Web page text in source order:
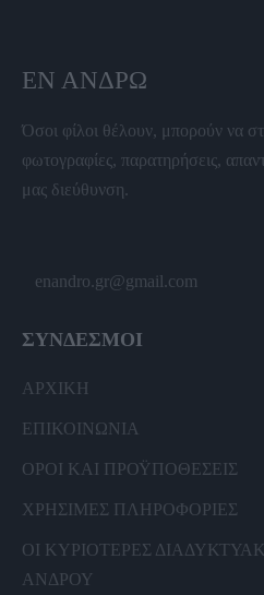
ΕΝ ΆΝΔΡΩ
Όσοι φίλοι θέλουν, μπορούν να
φωτογραφίες, παρατηρήσεις,
μας διεύθυνση.
enandro.gr@gmail.com
ΣΥΝΔΕΣΜΟΙ
ΑΡΧΙΚΗ
ΕΠΙΚΟΙΝΩΝΙΑ
ΟΡΟΙ ΚΑΙ ΠΡΟΫΠΟΘΕΣΕΙΣ
ΧΡΗΣΙΜΕΣ ΠΛΗΡΟΦΟΡΙΕΣ
ΟΙ ΚΥΡΙΟΤΕΡΕΣ
ΑΝΔΡΟΥ